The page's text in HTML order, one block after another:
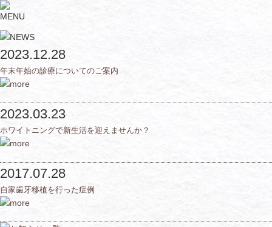
2023.12.28
年末年始の診療についてのご案内
2023.03.23
ホワイトニングで新生活を迎えませんか？
2017.07.28
自家歯牙移植を行った症例